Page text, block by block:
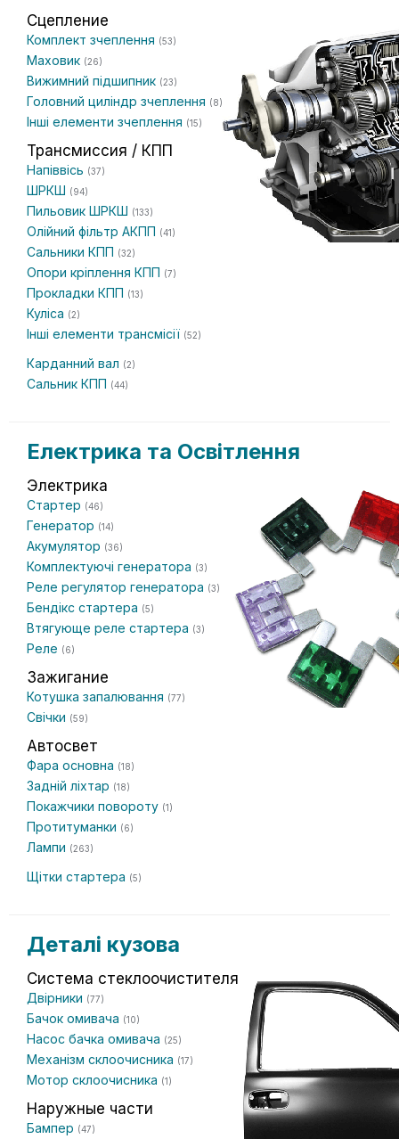
Сцепление
Комплект зчеплення (53)
Маховик (26)
Вижимний підшипник (23)
Головний циліндр зчеплення (8)
Інші елементи зчеплення (15)
Трансмиссия / КПП
Напіввісь (37)
ШРКШ (94)
Пильовик ШРКШ (133)
Олійний фільтр АКПП (41)
Сальники КПП (32)
Опори кріплення КПП (7)
Прокладки КПП (13)
Куліса (2)
Інші елементи трансмісії (52)
Карданний вал (2)
Сальник КПП (44)
Електрика та Освітлення
Электрика
Стартер (46)
Генератор (14)
Акумулятор (36)
Комплектуючі генератора (3)
Реле регулятор генератора (3)
Бендікс стартера (5)
Втягующе реле стартера (3)
Реле (6)
Зажигание
Котушка запалювання (77)
Свічки (59)
Автосвет
Фара основна (18)
Задній ліхтар (18)
Покажчики повороту (1)
Протитуманки (6)
Лампи (263)
Щітки стартера (5)
Деталі кузова
Система стеклоочистителя
Двірники (77)
Бачок омивача (10)
Насос бачка омивача (25)
Механізм склоочисника (17)
Мотор склоочисника (1)
Наружные части
Бампер (47)